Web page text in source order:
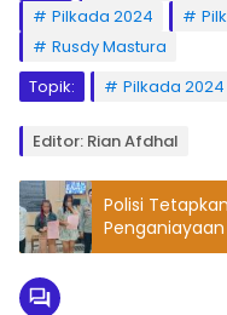
Pilkada 2024
Rusdy Mastura
Topik:
Pilkada 2024
Editor: Rian Afdhal
Polisi